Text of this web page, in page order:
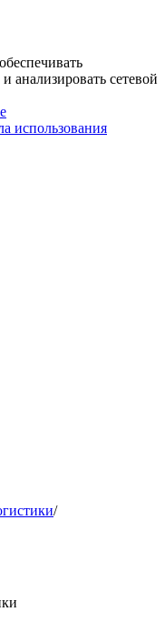
анализировать сетевой
использования
/